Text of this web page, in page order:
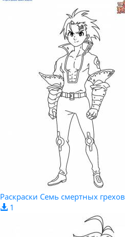
Раскраски Семь смертных грехов
1